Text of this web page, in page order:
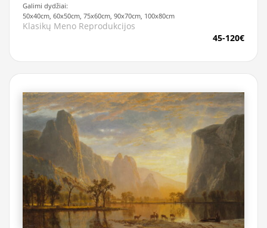
Galimi dydžiai:
50x40cm, 60x50cm, 75x60cm, 90x70cm, 100x80cm
Klasikų Meno Reprodukcijos
45-120€